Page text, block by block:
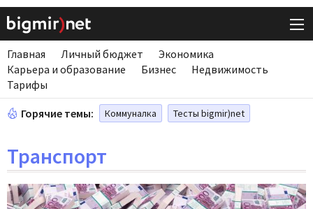
Главная Личный бюджет
Экономика
Карьера и образование
Бизнес
Недвижимость
Тарифы
Горячие темы: Коммуналка Тесты bigmir)net
Транспорт